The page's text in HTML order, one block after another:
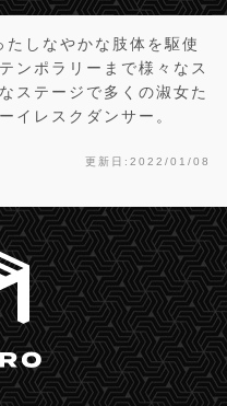
しなやかな肢体を駆使
ンポラリーまで様々なス
ステージで多くの淑女た
イレスクダンサー。
更新日:2022/01/08